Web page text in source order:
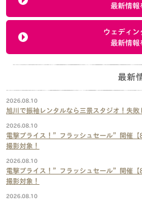
最新情報
ウェディン
最新情報
最新
2026.08.10
旭川で振袖レンタルなら三景スタジオ！失
2026.08.10
電撃プライス！”フラッシュセール”開催
撮影対象！
2026.08.10
電撃プライス！”フラッシュセール”開催
撮影対象！
2026.08.10